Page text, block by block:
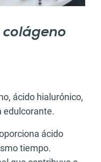
ácido hialurónico,
edulcorante.
ácido
tiempo.